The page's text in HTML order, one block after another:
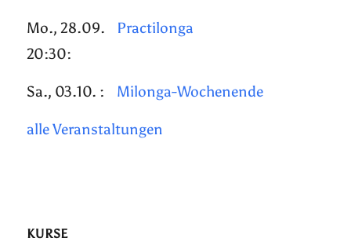
Mo., 28.09.
20:30:
Practilonga
Sa., 03.10. : Milonga-Wochenende
alle Veranstaltungen
KURSE